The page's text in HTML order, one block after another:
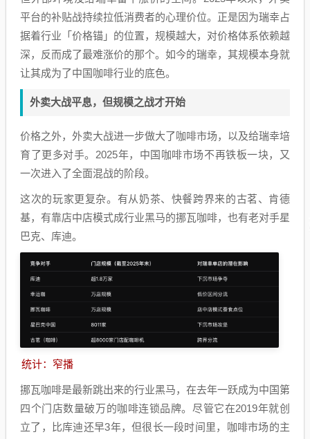
平台的补贴战持续拉低消费者的心理价位。正是因为瑞幸占
据着行业「价格锚」的位置，规模越大，对价格体系依赖越
深，反而成了最难涨价的那个。如今的瑞幸，其规模本身就
让其成为了中国咖啡行业的底色。
外卖大战平息，但规模之战才开始
价格之外，外卖大战进一步做大了咖啡市场，以及给瑞幸培
育了更多对手。2025年，中国咖啡市场不再铁板一块，又
一次进入了全面混战的阶段。
这次的玩家更复杂。有从奶茶、快餐跨界来的古茗、肯德
基，有靠店中店模式成行业黑马的挪瓦咖啡，也有老对手星
巴克、库迪。
统计：窄播
挪瓦咖啡是最新跳出来的行业黑马，在去年一跃成为中国第
四个门店数量破万的咖啡连锁品牌。尽管它在2019年就创
立了，比库迪还早3年，但很长一段时间里，咖啡市场的主